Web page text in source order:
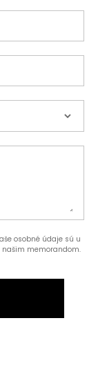
osobné údaje sú u
memorandom.